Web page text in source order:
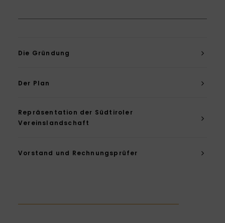
Die Gründung
Der Plan
Repräsentation der Südtiroler
Vereinslandschaft
Vorstand und Rechnungsprüfer